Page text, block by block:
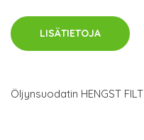
LISÄTIETOJA
Öljynsuodatin HENGST